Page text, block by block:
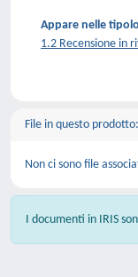
Appare nelle
1.2 Recensione in
File in questo prodotto:
Non ci sono file
I documenti in IRIS